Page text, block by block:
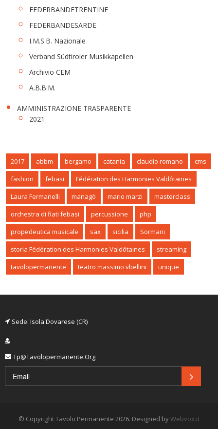
FEDERBANDETRENTINE
FEDERBANDESARDE
I.M.S.B. Nazionale
Verband Südtiroler Musikkapellen
Archivio CEM
A.B.B.M.
AMMINISTRAZIONE TRASPARENTE
2021
2017 abbm bergamo catania claudio romano
cms
fashion
febasi
Fédération des Harmonies Valdôtaines
Laura Fermanelli
managò mario marzi
masterclass
orchestra di fiati febasi
percussione
php
propedeutica musicale
sax sicilia
Sormani
storia Fédération des Harmonies Valdôtaines
streaming
tavolopermanente
teatro massimo vbellini unique
Sede: Isola Dovarese (CR)
Tp@tavolopermanente.org
© Copyright Tavolo Permanente 2026. Designed byWebvox.it